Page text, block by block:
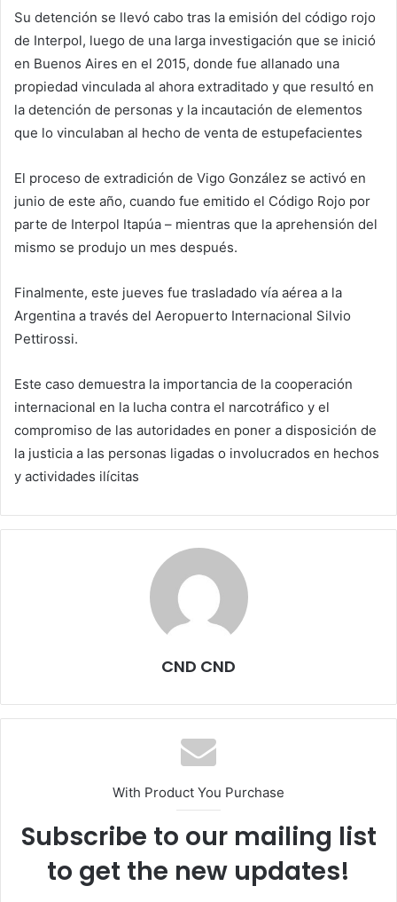
Su detención se llevó cabo tras la emisión del código rojo
de Interpol, luego de una larga investigación que se inició
en Buenos Aires en el 2015, donde fue allanado una
propiedad vinculada al ahora extraditado y que resultó en
la detención de personas y la incautación de elementos
que lo vinculaban al hecho de venta de estupefacientes
El proceso de extradición de Vigo González se activó en
junio de este año, cuando fue emitido el Código Rojo por
parte de Interpol Itapúa – mientras que la aprehensión del
mismo se produjo un mes después.
Finalmente, este jueves fue trasladado vía aérea a la
Argentina a través del Aeropuerto Internacional Silvio
Pettirossi.
Este caso demuestra la importancia de la cooperación
internacional en la lucha contra el narcotráfico y el
compromiso de las autoridades en poner a disposición de
la justicia a las personas ligadas o involucrados en hechos
y actividades ilícitas
CND CND
With Product You Purchase
Subscribe to our mailing list
to get the new updates!